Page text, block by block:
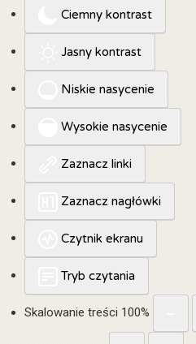
Ciemny kontrast
Jasny kontrast
Niskie nasycenie
Wysokie nasycenie
Zaznacz linki
Zaznacz nagłówki
Czytnik ekranu
Tryb czytania
Skalowanie treści 100%